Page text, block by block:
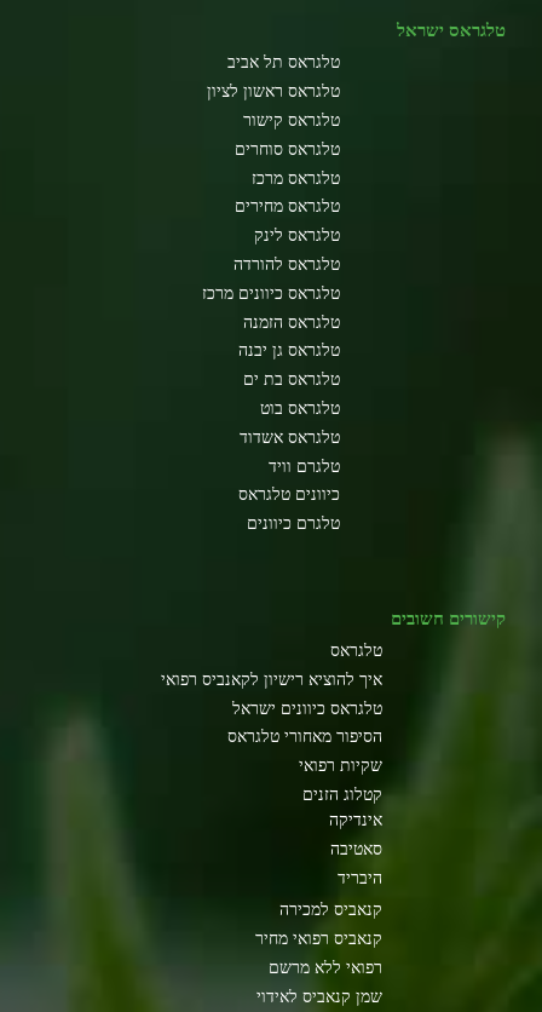
טלגראס ישראל
טלגראס תל אביב
טלגראס ראשון לציון
טלגראס קישור
טלגראס סוחרים
טלגראס מרכז
טלגראס מחירים
טלגראס לינק
טלגראס להורדה
טלגראס כיוונים מרכז
טלגראס הזמנה
טלגראס גן יבנה
טלגראס בת ים
טלגראס בוט
טלגראס אשדוד
טלגרם וויד
כיוונים טלגראס
טלגרם כיוונים
קישורים חשובים
טלגראס
איך להוציא רישיון לקאנביס רפואי
טלגראס כיוונים ישראל
הסיפור מאחורי טלגראס
שקיות רפואי
קטלוג הזנים
אינדיקה
סאטיבה
היבריד
קנאביס למכירה
קנאביס רפואי מחיר
רפואי ללא מרשם
שמן קנאביס לאידוי